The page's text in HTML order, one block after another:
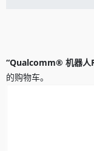
“Qualcomm® 机器人
的购物车。